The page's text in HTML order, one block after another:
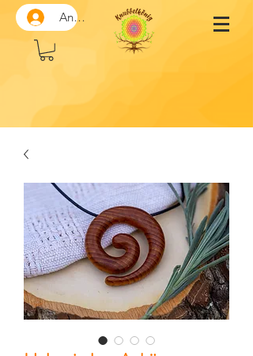
Anmelden